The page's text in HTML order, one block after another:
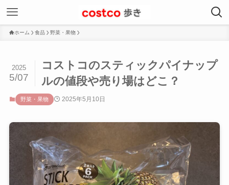
ホーム 食品 野菜・果物
コストコのスティックパイナップ
ルの値段や売り場はどこ？
2025
5/07
野菜・果物 2025年5月10日